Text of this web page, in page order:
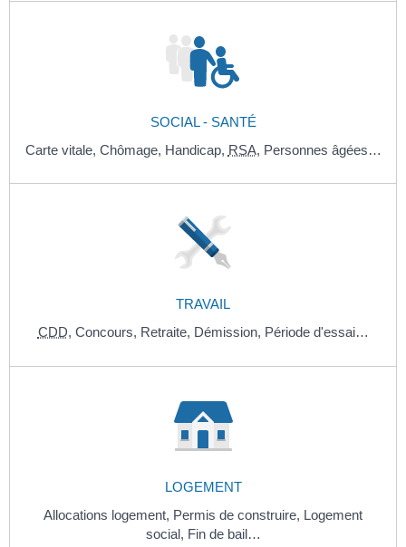
SOCIAL - SANTÉ
Carte vitale, Chômage, Handicap, RSA, Personnes âgées…
TRAVAIL
CDD, Concours, Retraite, Démission, Période d'essai…
LOGEMENT
Allocations logement, Permis de construire, Logement
social, Fin de bail…